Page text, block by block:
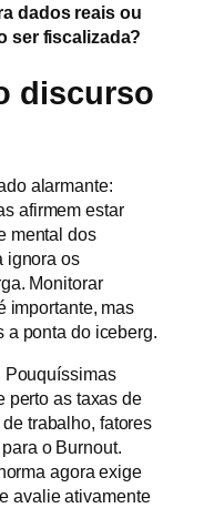
dados reais ou
ser fiscalizada?
discurso
alarmante:
afirmem estar
mental dos
ignora os
Monitorar
importante, mas
ponta do iceberg.
Pouquíssimas
perto as taxas de
trabalho, fatores
o Burnout.
agora exige
avalie ativamente